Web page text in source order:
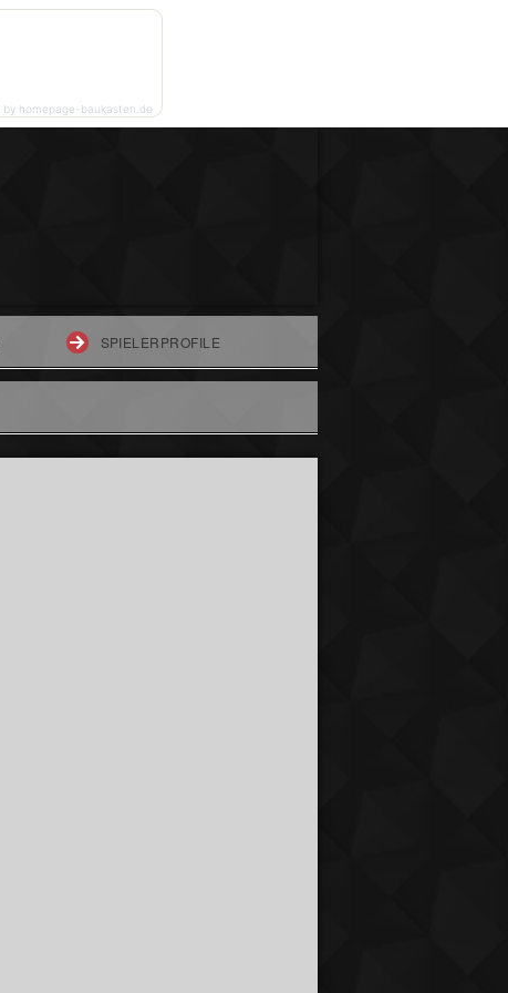
SPIELERPROFILE
by homepage-baukasten.de